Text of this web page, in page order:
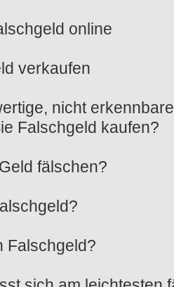
online
verkaufen
nicht
Falschgeld kaufen?
fälschen?
Falschgeld?